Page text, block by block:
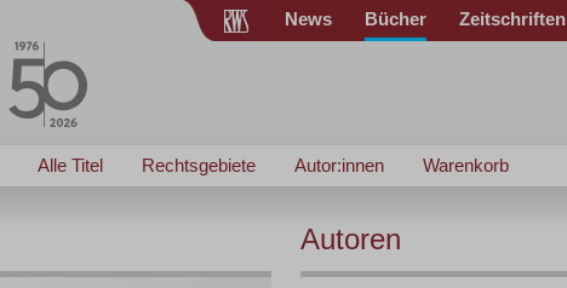
News Bücher Zeitschriften
Alle Titel Rechtsgebiete Autor:innen Warenkorb
Autoren